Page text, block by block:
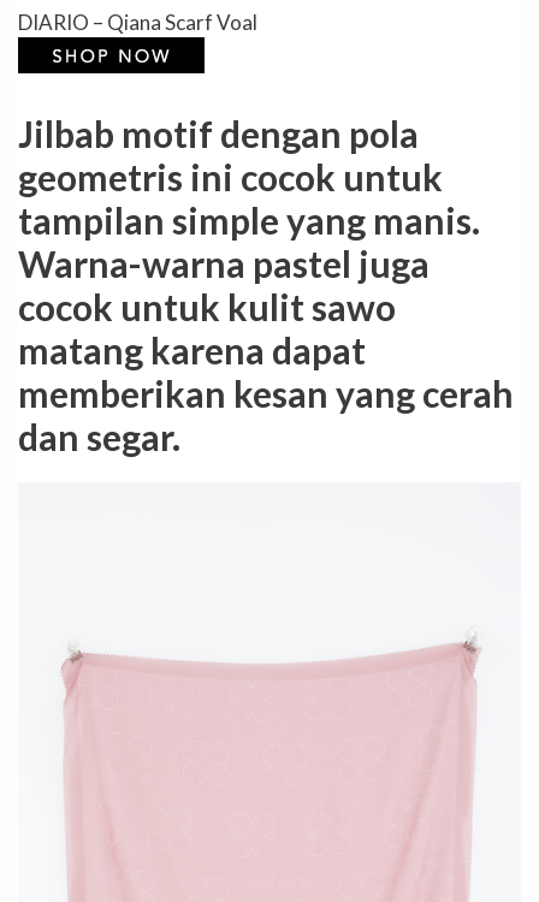
DIARIO – Qiana Scarf Voal
Jilbab motif dengan pola
geometris ini cocok untuk
tampilan simple yang manis.
Warna-warna pastel juga
cocok untuk kulit sawo
matang karena dapat
memberikan kesan yang cerah
dan segar.